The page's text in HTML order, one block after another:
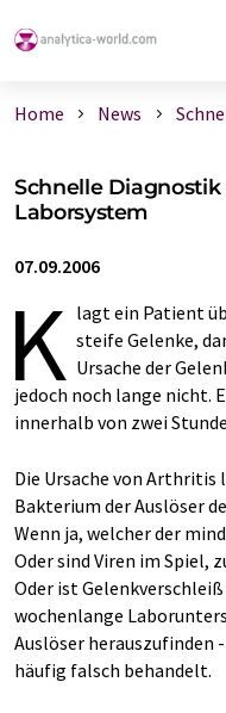
Home News
Schnelle
Laborsystem
07.09.2006
K lagt ein Patient
steife Gelenke,
Ursache der
jedoch noch lange nicht.
innerhalb von zwei
Die Ursache von Arthritis
Bakterium der Auslöser
Wenn ja, welcher der
Oder sind Viren im Spiel,
Oder ist
wochenlange
Auslöser herauszufinden
häufig falsch behandelt.